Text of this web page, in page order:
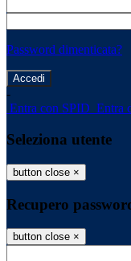
Password dimenticata?
-
Entra con SPID Entra
Seleziona utente
button close ×
Recupero
button close ×